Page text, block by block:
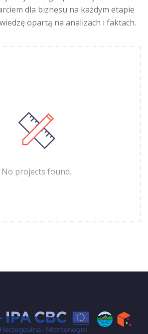
dla biznesu na każdym etapie
opartą na analizach i faktach.
No projects found.